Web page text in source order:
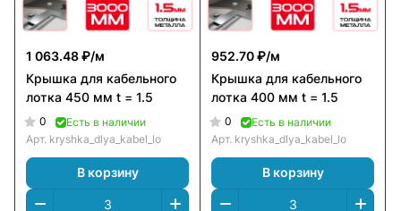
1 063.48 ₽/м
Крышка для кабельного
лотка 450 мм t = 1.5
0
Есть в наличии
Арт. kryshka_dlya_kabel_lotka_450_mm_t_=_1.5
В корзину
952.70 ₽/м
Крышка для кабельного
лотка 400 мм t = 1.5
0
Есть в наличии
Арт.
В корзину